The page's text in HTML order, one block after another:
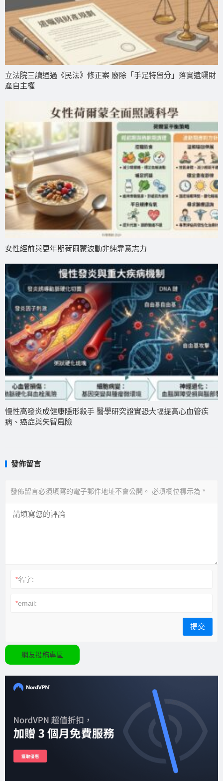
立法院三讀通過《民法》修正案 廢除「手足特留分」落實遺囑財
產自主權
女性經前與更年期荷爾蒙波動非純靠意志力
慢性高發炎成健康隱形殺手 醫學研究證實恐大幅提高心血管疾
病、癌症與失智風險
發佈留言
發佈留言必須填寫的電子郵件地址不會公開。 必填欄位標示為 *
*名字:
*email:
網友投稿專區